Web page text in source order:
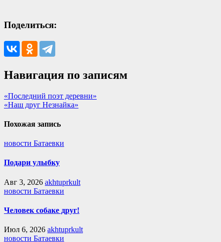
Поделиться:
Навигация по записям
«Последний поэт деревни»
«Наш друг Незнайка»
Похожая запись
новости Батаевки
Подари улыбку
Авг 3, 2026 akhtuprkult
новости Батаевки
Человек собаке друг!
Июл 6, 2026 akhtuprkult
новости Батаевки